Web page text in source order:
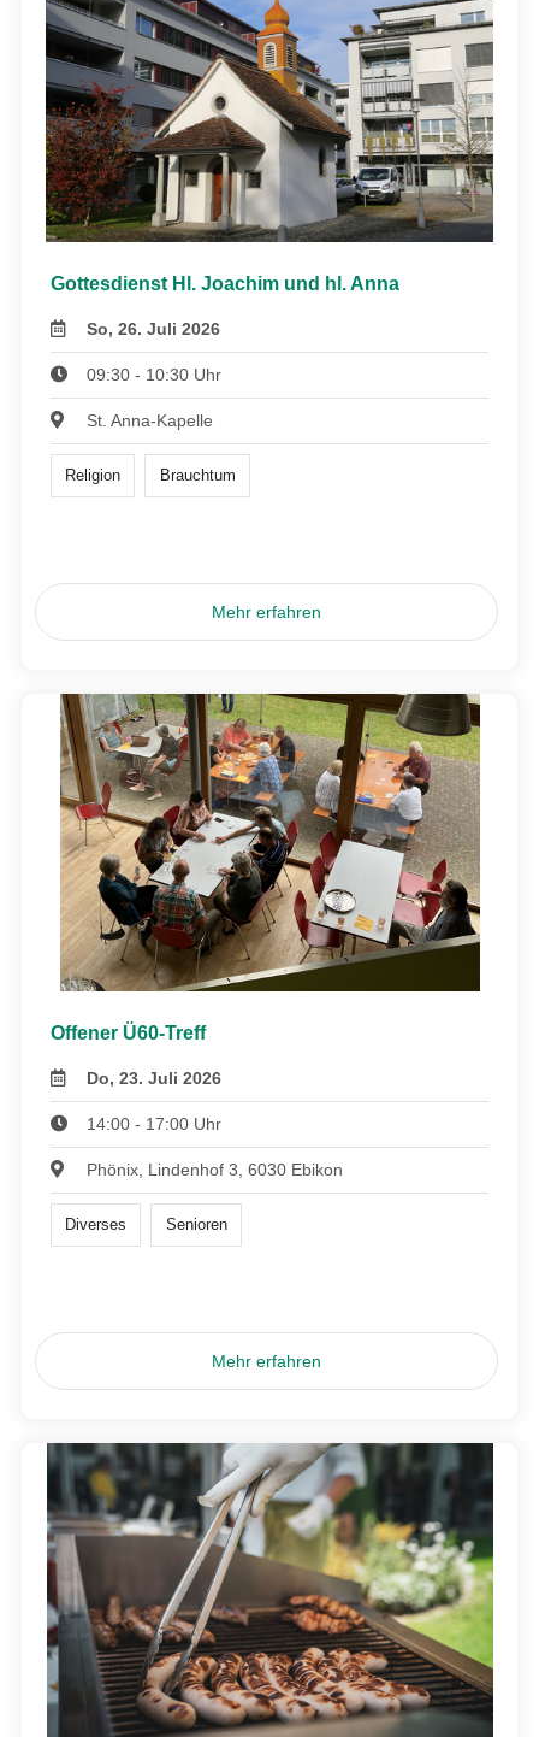
Gottesdienst Hl. Joachim und hl. Anna
So, 26. Juli 2026
09:30 - 10:30 Uhr
St. Anna-Kapelle
Religion Brauchtum
Mehr erfahren
Offener Ü60-Treff
Do, 23. Juli 2026
14:00 - 17:00 Uhr
Phönix, Lindenhof 3, 6030 Ebikon
Diverses Senioren
Mehr erfahren